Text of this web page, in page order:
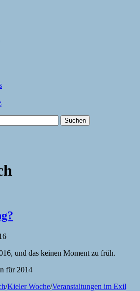
und das keinen Moment zu früh.
/Kieler Woche/Veranstaltungen im Exil